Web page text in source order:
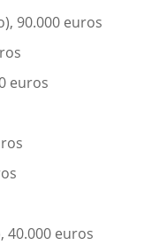
90.000 euros
euros
40.000 euros